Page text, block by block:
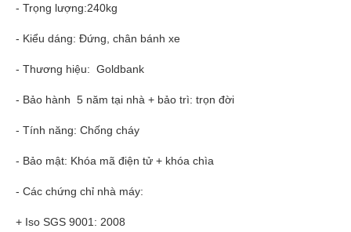
- Trọng lượng:240kg
- Kiểu dáng: Đứng, chân bánh xe
- Thương hiệu: Goldbank
- Bảo hành 5 năm tại nhà + bảo trì: trọn đời
- Tính năng: Chống cháy
- Bảo mật: Khóa mã điện tử + khóa chìa
- Các chứng chỉ nhà máy:
+ Iso SGS 9001: 2008